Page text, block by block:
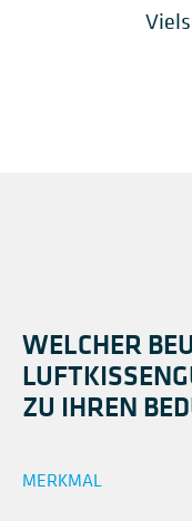
WELCHER
ZU IHREN
MERKMAL